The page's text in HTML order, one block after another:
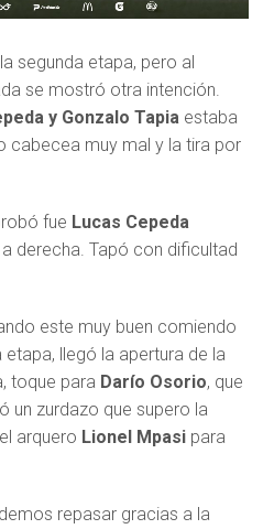
la segunda etapa, pero al
se mostró otra intención.
y Gonzalo Tapia estaba
cabecea muy mal y la tira por
fue Lucas Cepeda
derecha. Tapó con dificultad
este muy buen comiendo
etapa, llegó la apertura de la
toque para Darío Osorio, que
un zurdazo que supero la
arquero Lionel Mpasipara
repasar gracias a la